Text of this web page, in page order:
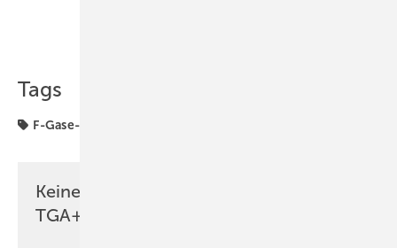
Tags
F-Gase-Verordnung
Keine Zeit? Kein Problem mit dem
TGA+E Newsletter!